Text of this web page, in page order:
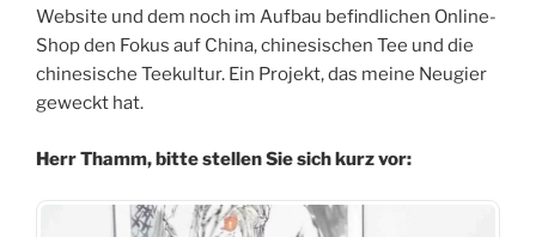
Website und dem noch im Aufbau befindlichen Online-
Shop den Fokus auf China, chinesischen Tee und die
chinesische Teekultur. Ein Projekt, das meine Neugier
geweckt hat.
Herr Thamm, bitte stellen Sie sich kurz vor: